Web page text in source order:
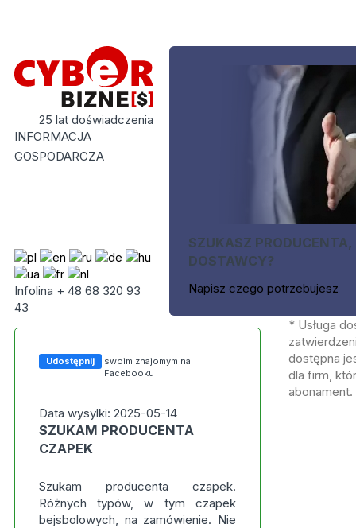
25 lat doświadczenia
INFORMACJA
GOSPODARCZA
Infolina + 48 68 320 93
43
SZUKASZ PRODUCENTA,
DOSTAWCY?
Napisz czego potrzebujesz
Udostępnij
swoim znajomym na
Facebooku
Data wysylki: 2025-05-14
SZUKAM PRODUCENTA
CZAPEK
Szukam producenta czapek.
Różnych typów, w tym czapek
bejsbolowych, na zamówienie. Nie
* Usługa
dostępna
dla firm,
abonament.